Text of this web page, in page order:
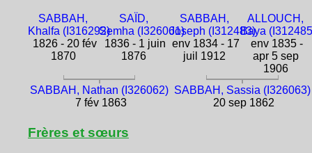
SABBAH,
Khalfa (I316292)
1826 - 20 fév
1870
SAÏD,
Semha (I326061)
1836 - 1 juin
1876
SABBAH,
Joseph (I312483)
env 1834 - 17
juil 1912
ALLOUCH,
Baya
env 1835 -
apr 5 sep
1906
SABBAH, Nathan (I326062)
7 fév 1863
SABBAH, Sassia (I326063)
20 sep 1862
Frères et sœurs